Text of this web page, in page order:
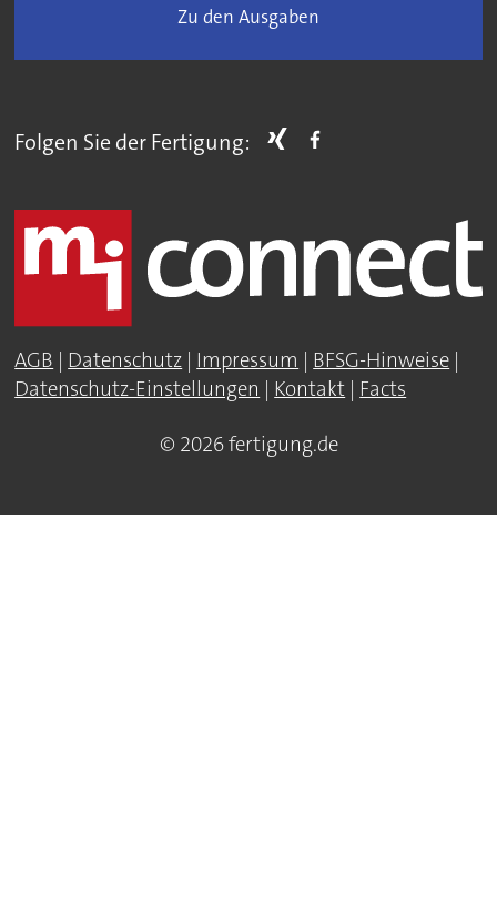
Zu den Ausgaben
Folgen Sie der Fertigung:
AGB | Datenschutz | Impressum | BFSG-Hinweise |
Datenschutz-Einstellungen | Kontakt | Facts
© 2026 fertigung.de